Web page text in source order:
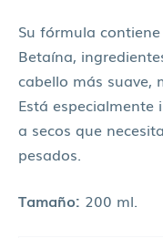
Su fórmula
Betaína,
cabello más suave,
Está
a secos que
pesados.
Tamaño: 200 ml.